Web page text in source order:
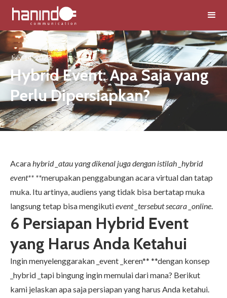
July 14, 2023
Hybrid Event: Apa Saja yang
Perlu Dipersiapkan?
Acarahybrid _atau yang dikenal juga dengan istilah _hybrid
event** **merupakan penggabungan acara virtual dan tatap
muka. Itu artinya, audiens yang tidak bisa bertatap muka
langsung tetap bisa mengikutievent _tersebut secara _online.
6 Persiapan Hybrid Event
yang Harus Anda Ketahui
Ingin menyelenggarakan _event _keren** **dengan konsep
_hybrid _tapi bingung ingin memulai dari mana? Berikut
kami jelaskan apa saja persiapan yang harus Anda ketahui.